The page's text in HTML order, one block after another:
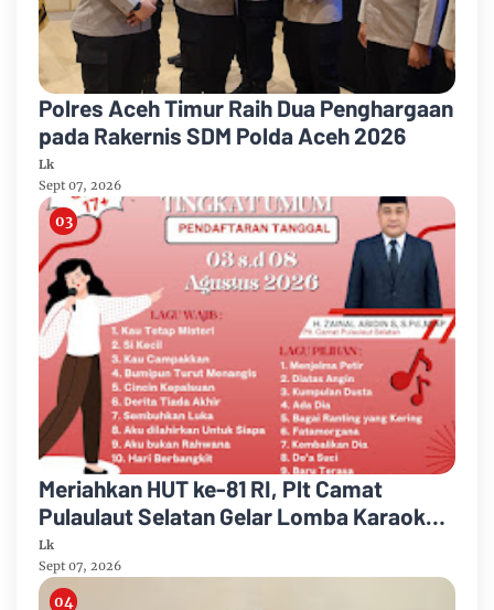
Polres Aceh Timur Raih Dua Penghargaan
pada Rakernis SDM Polda Aceh 2026
Lk
Sept 07, 2026
Meriahkan HUT ke-81 RI, Plt Camat
Pulaulaut Selatan Gelar Lomba Karaoke
untuk Masyarakat Umum
Lk
Sept 07, 2026